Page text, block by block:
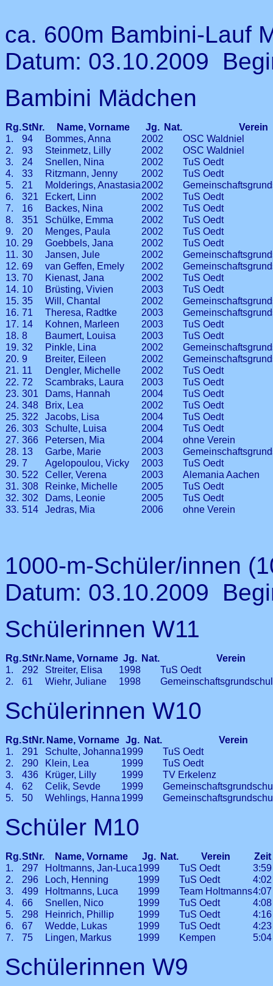
ca. 600m Bambini-Lauf
Datum: 03.10.2009
Bambini Mädchen
Rg.StNr. Name, Vorname Jg. Nat.
Verein
1.
94 Bommes, Anna 2002
OSC Waldniel
2.
93 Steinmetz, Lilly 2002
OSC Waldniel
3.
24 Snellen, Nina 2002
TuS Oedt
4.
33 Ritzmann, Jenny 2002
TuS Oedt
5.
21 Molderings, Anastasia2002
6.
321 Eckert, Linn 2002
TuS Oedt
7.
16 Backes, Nina 2002
TuS Oedt
8.
351 Schülke, Emma 2002
TuS Oedt
9.
20 Menges, Paula 2002
TuS Oedt
10. 29 Goebbels, Jana 2002
TuS Oedt
11. 30 Jansen, Jule 2002
12. 69 van Geffen, Emely 2002
13. 70 Kienast, Jana 2002
TuS Oedt
14. 10 Brüsting, Vivien 2003
TuS Oedt
15. 35 Will, Chantal 2002
16. 71 Theresa, Radtke 2003
17. 14 Kohnen, Marleen 2003
TuS Oedt
18. 8 Baumert, Louisa 2003
TuS Oedt
19. 32 Pinkle, Lina 2002
20. 9 Breiter, Eileen 2002
21. 11 Dengler, Michelle 2002
TuS Oedt
22. 72 Scambraks, Laura 2003
TuS Oedt
23. 301 Dams, Hannah 2004
TuS Oedt
24. 348 Brix, Lea 2002
TuS Oedt
25. 322 Jacobs, Lisa 2004
TuS Oedt
26. 303 Schulte, Luisa 2004
TuS Oedt
27. 366 Petersen, Mia 2004
ohne Verein
28. 13 Garbe, Marie 2003
29. 7 Agelopoulou, Vicky 2003
TuS Oedt
30. 522 Celler, Verena 2003
Alemania Aachen
31. 308 Reinke, Michelle 2005
TuS Oedt
32. 302 Dams, Leonie 2005
TuS Oedt
33. 514 Jedras, Mia 2006 ohne Verein
1000-m-Schüler/innen
Datum: 03.10.2009
Schülerinnen W11
Rg.StNr. Name, Vorname Jg. Nat.
Verein
1.
292 Streiter, Elisa 1998
TuS Oedt
2.
61 Wiehr, Juliane 1998
Schülerinnen W10
Rg.StNr. Name, Vorname Jg. Nat.
Verein
1.
291 Schulte, Johanna1999
TuS Oedt
2.
290 Klein, Lea 1999
TuS Oedt
3.
436 Krüger, Lilly 1999
TV Erkelenz
4.
62 Celik, Sevde 1999
5.
50 Wehlings, Hanna 1999
Schüler M10
Rg.StNr. Name, Vorname Jg. Nat. Verein
Zeit
1.
297 Holtmanns, Jan-Luca1999 TuS Oedt
2.
296 Loch, Henning 1999 TuS Oedt
3.
499 Holtmanns, Luca 1999 Team Holtmanns
4.
66 Snellen, Nico 1999 TuS Oedt
5.
298 Heinrich, Phillip 1999 TuS Oedt
6.
67 Wedde, Lukas 1999 TuS Oedt
7.
75 Lingen, Markus 1999 Kempen
Schülerinnen W9